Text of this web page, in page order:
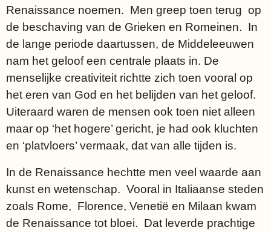
Renaissance noemen. Men greep toen terug op
de beschaving van de Grieken en Romeinen. In
de lange periode daartussen, de Middeleeuwen
nam het geloof een centrale plaats in. De
menselijke creativiteit richtte zich toen vooral op
het eren van God en het belijden van het geloof.
Uiteraard waren de mensen ook toen niet alleen
maar op ‘het hogere’ gericht, je had ook kluchten
en ‘platvloers’ vermaak, dat van alle tijden is.
In de Renaissance hechtte men veel waarde aan
kunst en wetenschap. Vooral in Italiaanse steden
zoals Rome, Florence, Venetië en Milaan kwam
de Renaissance tot bloei. Dat leverde prachtige